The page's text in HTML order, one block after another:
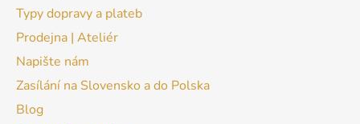
Typy dopravy a plateb
Prodejna | Ateliér
Napište nám
Zasílání na Slovensko a do Polska
Blog